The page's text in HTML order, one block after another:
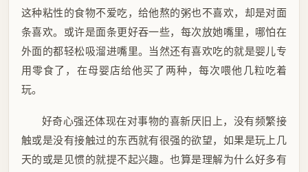
这种粘性的食物不爱吃，给他熬的粥也不喜欢，却是对面
条喜欢。或许是面条更好吞一些，每次放她嘴里，哪怕在
外面的都轻松吸溜进嘴里。当然还有喜欢吃的就是婴儿专
用零食了，在母婴店给他买了两种，每次喂他几粒吃着
玩。
好奇心强还体现在对事物的喜新厌旧上，没有频繁接
触或是没有接触过的东西就有很强的欲望，如果是玩上几
天的或是见惯的就提不起兴趣。也算是理解为什么好多有